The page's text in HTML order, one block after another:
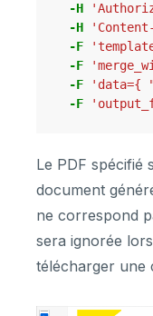
-H
-H
-F
-F
-F
'data={
-F
Le PDF spécifié
document
ne correspond
sera ignorée
télécharger une